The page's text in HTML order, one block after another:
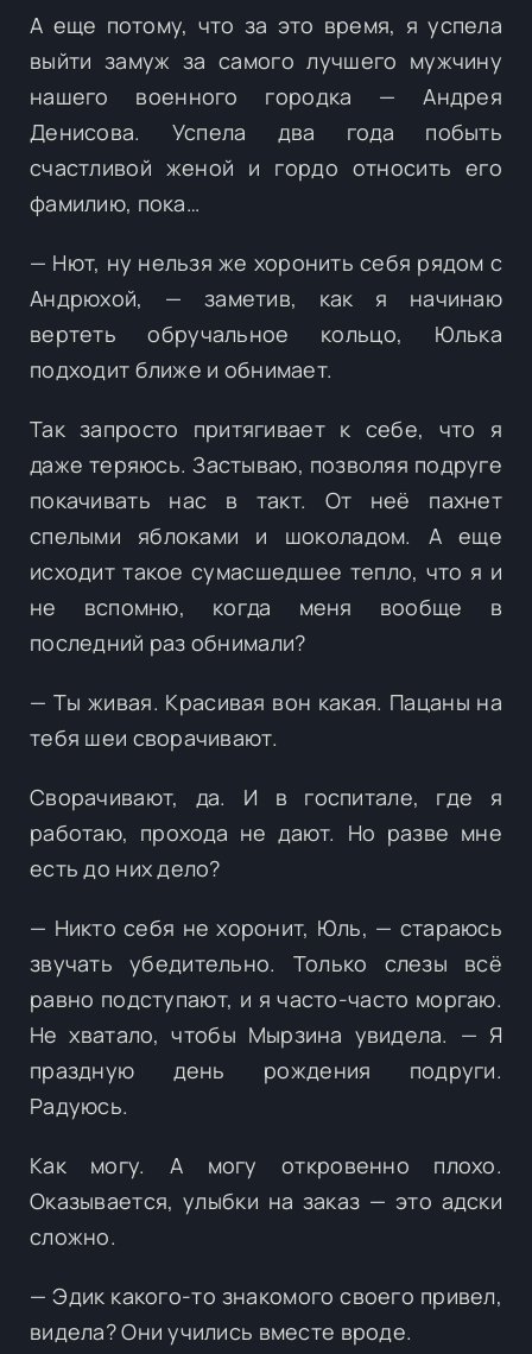
А еще потому, что за это время, я успела
выйти замуж за самого лучшего мужчину
нашего военного городка — Андрея
Денисова. Успела два года побыть
счастливой женой и гордо относить его
фамилию, пока…
— Нют, ну нельзя же хоронить себя рядом с
Андрюхой, — заметив, как я начинаю
вертеть обручальное кольцо, Юлька
подходит ближе и обнимает.
Так запросто притягивает к себе, что я
даже теряюсь. Застываю, позволяя подруге
покачивать нас в такт. От неё пахнет
спелыми яблоками и шоколадом. А еще
исходит такое сумасшедшее тепло, что я и
не вспомню, когда меня вообще в
последний раз обнимали?
— Ты живая. Красивая вон какая. Пацаны на
тебя шеи сворачивают.
Сворачивают, да. И в госпитале, где я
работаю, прохода не дают. Но разве мне
есть до них дело?
— Никто себя не хоронит, Юль, — стараюсь
звучать убедительно. Только слезы всё
равно подступают, и я часто-часто моргаю.
Не хватало, чтобы Мырзина увидела. — Я
праздную день рождения подруги.
Радуюсь.
Как могу. А могу откровенно плохо.
Оказывается, улыбки на заказ — это адски
сложно.
— Эдик какого-то знакомого своего привел,
видела? Они учились вместе вроде.